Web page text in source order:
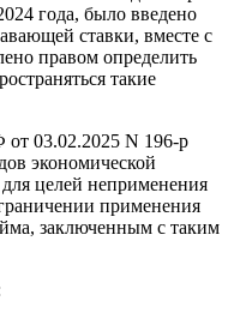
года, было введено
ставки, вместе с
правом определить
такие
от 03.02.2025 N 196-р
экономической
целей неприменения
применения
заключенным с таким